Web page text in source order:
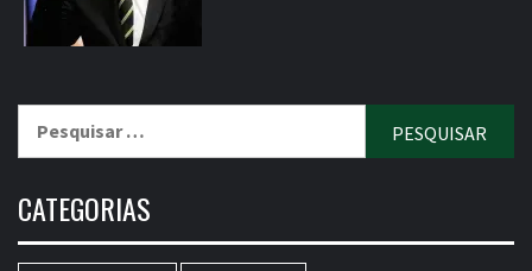
por:
CATEGORIAS